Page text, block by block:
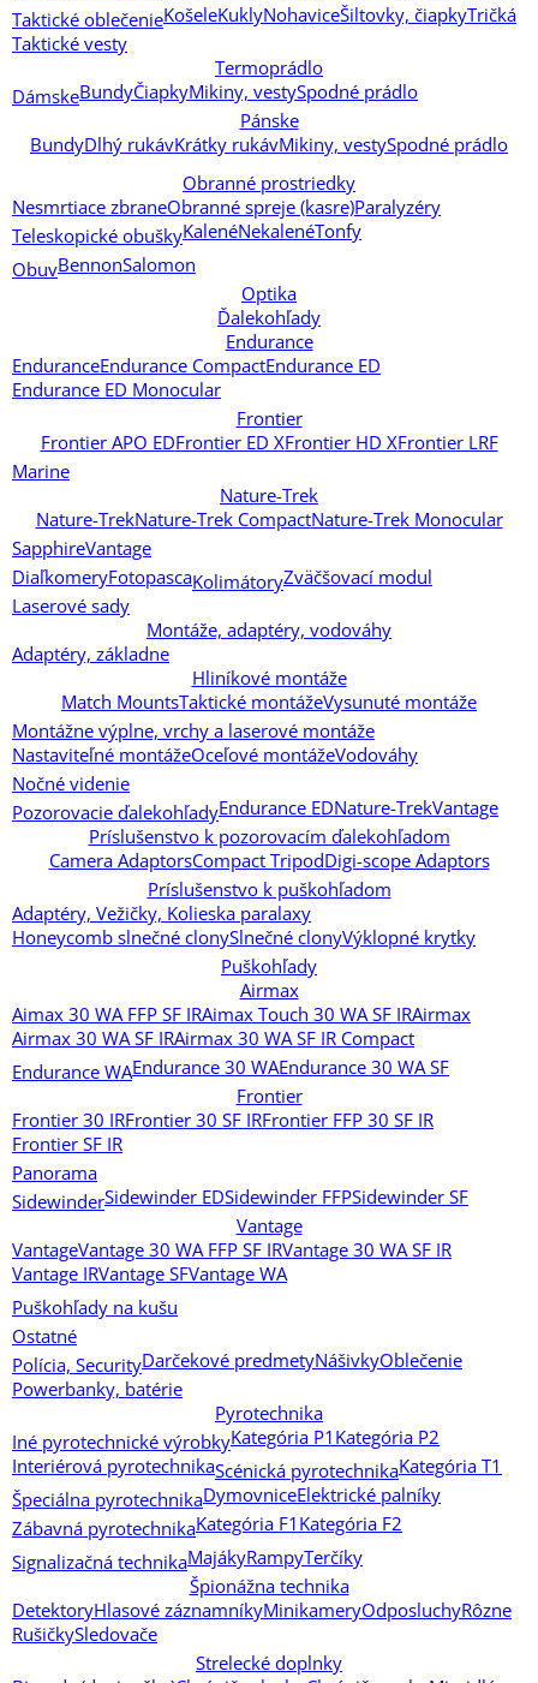
Taktické oblečenieKošeleKuklyNohaviceŠiltovky, čiapkyTričká
Taktické vesty
Termoprádlo
DámskeBundyČiapkyMikiny, vestySpodné prádlo
Pánske
BundyDlhý rukávKrátky rukávMikiny, vestySpodné prádlo
Obranné prostriedky
Nesmrtiace zbraneObranné spreje (kasre)Paralyzéry
Teleskopické obuškyKalenéNekalenéTonfy
ObuvBennonSalomon
Optika
Ďalekohľady
Endurance
EnduranceEndurance CompactEndurance ED
Endurance ED Monocular
Frontier
Frontier APO EDFrontier ED XFrontier HD XFrontier LRF
Marine
Nature-Trek
Nature-TrekNature-Trek CompactNature-Trek Monocular
SapphireVantage
DiaľkomeryFotopascaKolimátoryZväčšovací modul
Laserové sady
Montáže, adaptéry, vodováhy
Adaptéry, základne
Hliníkové montáže
Match MountsTaktické montážeVysunuté montáže
Montážne výplne, vrchy a laserové montáže
Nastaviteľné montážeOceľové montážeVodováhy
Nočné videnie
Pozorovacie ďalekohľadyEndurance EDNature-TrekVantage
Príslušenstvo k pozorovacím ďalekohľadom
Camera AdaptorsCompact TripodDigi-scope Adaptors
Príslušenstvo k puškohľadom
Adaptéry, Vežičky, Kolieska paralaxy
Honeycomb slnečné clonySlnečné clonyVýklopné krytky
Puškohľady
Airmax
Aimax 30 WA FFP SF IRAimax Touch 30 WA SF IRAirmax
Airmax 30 WA SF IRAirmax 30 WA SF IR Compact
Endurance WAEndurance 30 WAEndurance 30 WA SF
Frontier
Frontier 30 IRFrontier 30 SF IRFrontier FFP 30 SF IR
Frontier SF IR
Panorama
SidewinderSidewinder EDSidewinder FFPSidewinder SF
Vantage
VantageVantage 30 WA FFP SF IRVantage 30 WA SF IR
Vantage IRVantage SFVantage WA
Puškohľady na kušu
Ostatné
Polícia, SecurityDarčekové predmetyNášivkyOblečenie
Powerbanky, batérie
Pyrotechnika
Iné pyrotechnické výrobkyKategória P1 Kategória P2
Interiérová pyrotechnikaScénická pyrotechnikaKategória T1
Špeciálna pyrotechnikaDymovniceElektrické palníky
Zábavná pyrotechnikaKategória F1 Kategória F2
Signalizačná technikaMajákyRampyTerčíky
Špionážna technika
DetektoryHlasové záznamníkyMinikameryOdposluchyRôzne
RušičkySledovače
Strelecké doplnky